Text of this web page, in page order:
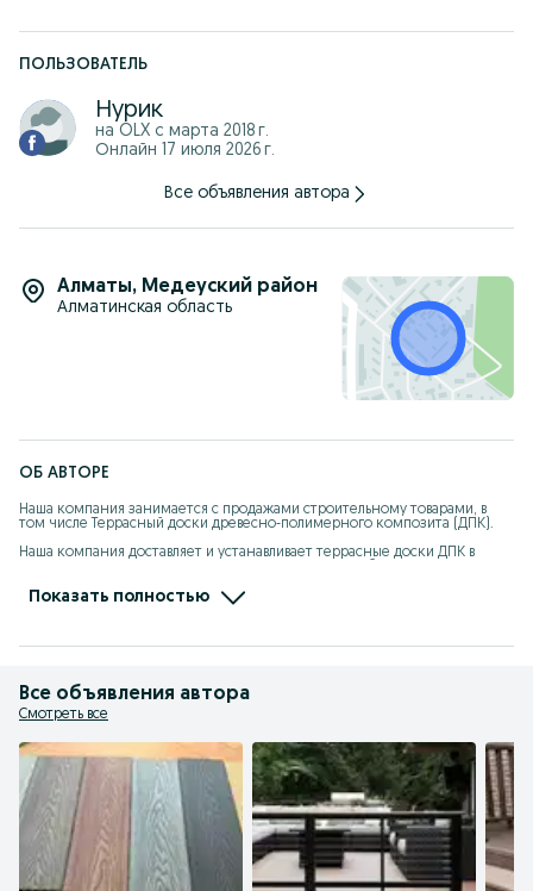
ПОЛЬЗОВАТЕЛЬ
Нурик
на OLX с марта 2018 г.
Онлайн 17 июля 2026 г.
Все объявления автора
Алматы, Медеуский район
Алматинская область
ОБ АВТОРЕ
Наша компания занимается с продажами строительному товарами, в
том числе Террасный доски древесно-полимерного композита (ДПК).
Наша компания доставляет и устанавливает террасные доски ДПК в
Наша адрес: г. Алматы, улица Шаймерденова 12А
сделают профессиональный монтаж с гарантией!
В нашей компании осуществляется монтаж свай под ключ. Это очень
удобно, заказать материал и основание в одной компании.
ЗВОНИТЕ И УСПЕЙТЕ СДЕЛАТЬ ЗАКАЗ ТЕРРАСНОЙ ДОСКИ ДПК С
МАКСИМАЛЬНОЙ ВЫГОДОЙ И НАСЛАЖДАЙТЕСЬ ЕВРОПЕЙСКИМ
КАЧЕСТВОМ МАТЕРИАЛА!
Показать полностью
Все объявления автора
Смотреть все